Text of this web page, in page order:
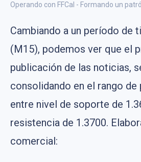
Operando con FFCal - Formando un
Cambiando a un período de
(M15), podemos ver que el
publicación de las noticias,
consolidando en el rango de
entre nivel de soporte de
resistencia de 1.3700.
comercial: